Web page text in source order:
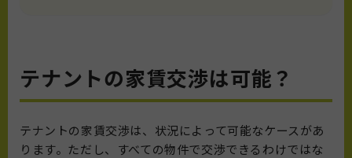
テナントの家賃交渉は可能？
テナントの家賃交渉は、状況によって可能なケースがあ
ります。ただし、すべての物件で交渉できるわけではな